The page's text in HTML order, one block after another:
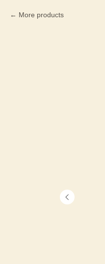
More products